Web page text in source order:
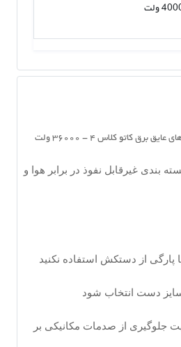
ولت
کاتو کلاس ۴ - ۳۶۰۰۰ ولت
بندی غیرقابل نفوذ در برابر هوا و
از دستکش استفاده نکنید
دست انتخاب شود
جلوگیری از صدمات مکانیکی بر